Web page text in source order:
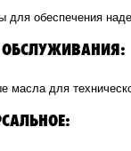
обеспечения
ОБСЛУЖИВАНИЯ:
масла для